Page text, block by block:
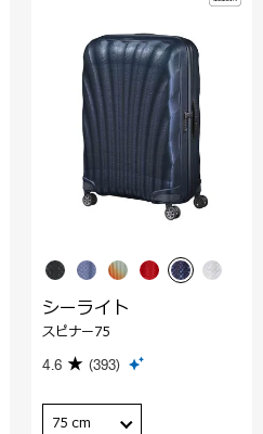
シーライト
スピナー75
4.6 (393)
75 cm